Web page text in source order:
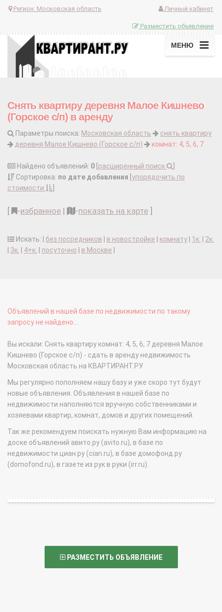
Регион: Московская область Личный кабинет
Разместить объявление
МЕНЮ
Снять квартиру деревня Малое Кишнево
(Горское с/п) в аренду
Параметры поиска: Московская область
снять квартиру
деревня Малое Кишнево (Горское с/п)
комнат: 4, 5, 6, 7
Найдено объявлений: 0 расширенный поиск
Сортировка: по дате добавления упорядочить по
стоимости
-избранное | -показать на карте
Искать: | без посредников в новостройке комнату 1к.
2к.
3к. 4+к. посуточно в Москве
Объявлений в нашей базе по недвижимости по такому
запросу не найдено...
Вы искали: Снять квартиру комнат: 4, 5, 6, 7 деревня Малое
Кишнево (Горское с/п) - сдать в аренду недвижимость
Московская область на КВАРТИРАНТ.РУ
Мы регулярно пополняем нашу базу и уже скоро тут будут
новые объявления. Объявления в нашей базе по
недвижимости наполняются вручную собственниками и
хозяевами квартир, комнат, домов и других помещений.
Так же рекомендуем поискать нужную Вам информацию на
доске объявлений авито.ру (avito.ru), в базе по
недвижимости циан.ру (cian.ru), в базе домофонд.ру
(domofond.ru), в газете из рук в руки (irr.ru).
РАЗМЕСТИТЬ ОБЪЯВЛЕНИЕ